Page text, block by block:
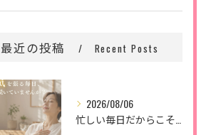
最近の投稿 Recent Posts
2026/08/06